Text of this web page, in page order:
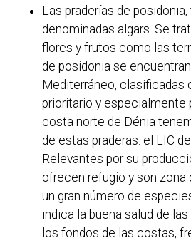
Las praderías de
denominadas algars. Se
flores y frutos como las
de posidonia se
Mediterráneo, clasificadas
prioritario y especialmente
costa norte de Dénia
de estas praderas: el LIC
Relevantes por su
ofrecen refugio y son zona
un gran número de
indica la buena salud de
los fondos de las costas,